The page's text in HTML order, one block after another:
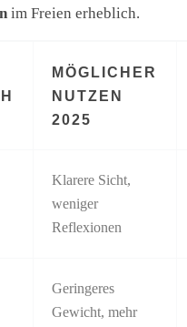
im Freien erheblich.
MÖGLICHER
NUTZEN
2025
Klarere Sicht,
weniger
Reflexionen
Geringeres
Gewicht, mehr